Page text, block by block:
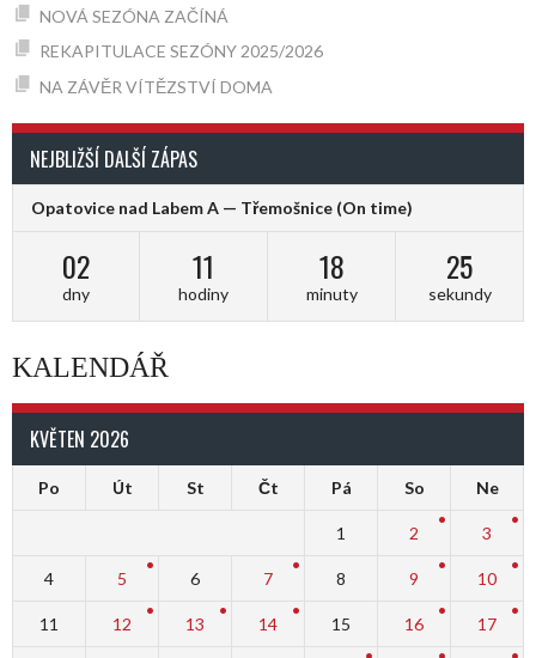
NOVÁ SEZÓNA ZAČÍNÁ
REKAPITULACE SEZÓNY 2025/2026
NA ZÁVĚR VÍTĚZSTVÍ DOMA
NEJBLIŽŠÍ DALŠÍ ZÁPAS
Opatovice nad Labem A — Třemošnice (On time)
02
dny
11
hodiny
18
minuty
24
sekundy
KALENDÁŘ
KVĚTEN 2026
Po Út St Čt Pá So Ne
1 2 3
4 5 6 7 8 9 10
11 12 13 14 15 16 17